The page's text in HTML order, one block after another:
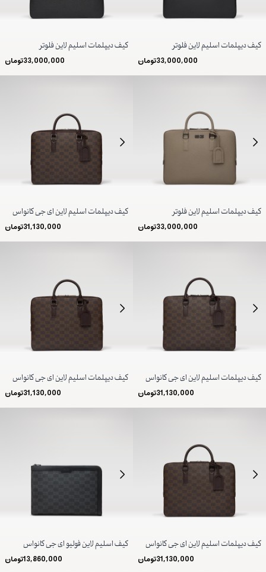
کیف دیپلمات اسلیم لاین فلوتر
33,000,000تومان
کیف دیپلمات اسلیم لاین فلوتر
33,000,000تومان
کیف دیپلمات اسلیم لاین فلوتر
33,000,000تومان
کیف دیپلمات اسلیم لاین ای جی کانواس
31,130,000تومان
کیف دیپلمات اسلیم لاین ای جی کانواس
31,130,000تومان
کیف دیپلمات اسلیم لاین ای جی کانواس
31,130,000تومان
کیف دیپلمات اسلیم لاین ای جی کانواس
31,130,000تومان
کیف اسلیم لاین فولیو ای جی کانواس
13,860,000تومان